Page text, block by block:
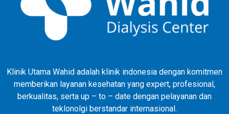
Klinik Utama Wahid adalah klinik indonesia dengan komitmen
memberikan layanan kesehatan yang expert, profesional,
berkualitas, serta up – to – date dengan pelayanan dan
teklonolgi berstandar internasional.